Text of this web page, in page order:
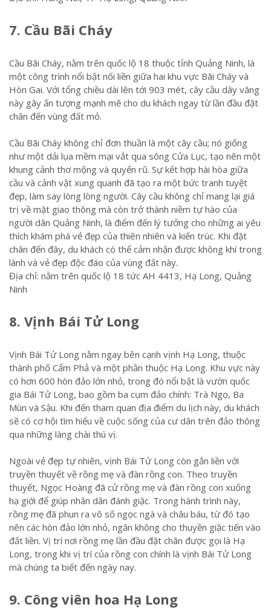
7. Cầu Bãi Cháy
Cầu Bãi Cháy, nằm trên quốc lộ 18 thuộc tỉnh Quảng Ninh, là
một công trình nổi bật nối liền giữa hai khu vực Bãi Cháy và
Hòn Gai. Với tổng chiều dài lên tới 903 mét, cây cầu dây văng
này gây ấn tượng mạnh mẽ cho du khách ngay từ lần đầu đặt
chân đến vùng đất mỏ.
Cầu Bãi Cháy không chỉ đơn thuần là một cây cầu; nó giống
như một dải lụa mềm mại vắt qua sông Cửa Lục, tạo nên một
khung cảnh thơ mộng và quyến rũ. Sự kết hợp hài hòa giữa
cầu và cảnh vật xung quanh đã tạo ra một bức tranh tuyệt
đẹp, làm say lòng lòng người. Cây cầu không chỉ mang lại giá
trị về mặt giao thông mà còn trở thành niềm tự hào của
người dân Quảng Ninh, là điểm đến lý tưởng cho những ai yêu
thích khám phá vẻ đẹp của thiên nhiên và kiến trúc. Khi đặt
chân đến đây, du khách có thể cảm nhận được không khí trong
lành và vẻ đẹp độc đáo của vùng đất này.
Địa chỉ: nằm trên quốc lộ 18 tức AH 4413, Hạ Long, Quảng
Ninh
8. Vịnh Bái Tử Long
Vịnh Bái Tử Long nằm ngay bên cạnh vịnh Hạ Long, thuộc
thành phố Cẩm Phả và một phần thuộc Hạ Long. Khu vực này
có hơn 600 hòn đảo lớn nhỏ, trong đó nổi bật là vườn quốc
gia Bái Tử Long, bao gồm ba cụm đảo chính: Trà Ngọ, Ba
Mùn và Sậu. Khi đến tham quan địa điểm du lịch này, du khách
sẽ có cơ hội tìm hiểu về cuộc sống của cư dân trên đảo thông
qua những làng chài thú vị.
Ngoài vẻ đẹp tự nhiên, vịnh Bái Tử Long còn gắn liền với
truyền thuyết về rồng mẹ và đàn rồng con. Theo truyền
thuyết, Ngọc Hoàng đã cử rồng mẹ và đàn rồng con xuống
hạ giới để giúp nhân dân đánh giặc. Trong hành trình này,
rồng mẹ đã phun ra vô số ngọc ngà và châu báu, từ đó tạo
nên các hòn đảo lớn nhỏ, ngăn không cho thuyền giặc tiến vào
đất liền. Vị trí nơi rồng mẹ lần đầu đặt chân được gọi là Hạ
Long, trong khi vị trí của rồng con chính là vịnh Bái Tử Long
mà chúng ta biết đến ngày nay.
9. Công viên hoa Hạ Long